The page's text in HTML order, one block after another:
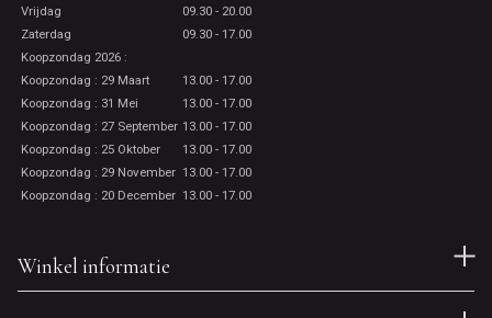
Vrijdag
09.30 - 20.00
Zaterdag
09.30 - 17.00
Koopzondag 2026 :
Koopzondag : 29 Maart
13.00 - 17.00
Koopzondag : 31 Mei
13.00 - 17.00
Koopzondag : 27 September 13.00 - 17.00
Koopzondag : 25 Oktober
13.00 - 17.00
Koopzondag : 29 November 13.00 - 17.00
Koopzondag : 20 December 13.00 - 17.00
Winkel informatie